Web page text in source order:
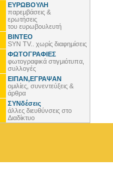
ΕΥΡΩΒΟΥΛΗ
παρεμβάσεις &
ερωτήσεις
του ευρωβουλευτή
ΒΙΝΤΕΟ
SYN TV.. χωρίς διαφημίσεις
ΦΩΤΟΓΡΑΦΙΕΣ
φωτογραφικά στιγμιότυπα,
συλλογές
ΕΙΠΑΝ,ΕΓΡΑΨΑΝ
ομιλίες, συνεντεύξεις &
άρθρα
ΣΥΝδέσεις
άλλες διευθύνσεις στο
Διαδίκτυο